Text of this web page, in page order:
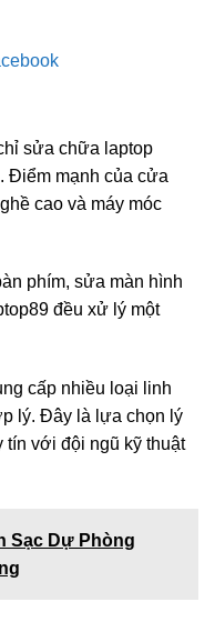
sửa chữa laptop
Điểm mạnh của cửa
cao và máy móc
phím, sửa màn hình
đều xử lý một
cấp nhiều loại linh
lý. Đây là lựa chọn lý
tín với đội ngũ kỹ thuật
Sạc Dự Phòng